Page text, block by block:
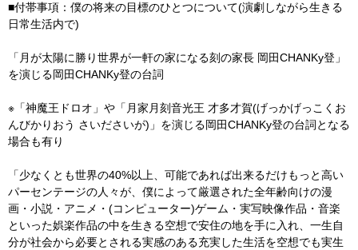
■付帯事項：僕の将来の目標のひとつについて(演劇しながら生きる
日常生活内で)
「月が太陽に勝り世界が一軒の家になる刻の家長 岡田CHANKy登」
を演じる岡田CHANKy登の台詞
※「神魔王ドロオ」や「月家月刻音光王 才多才賀(げっかげっこくお
んびかりおう さいださいが)」を演じる岡田CHANKy登の台詞となる
場合も有り
「少なくとも世界の40%以上、可能であれば出来るだけもっと高い
パーセンテージの人々が、僕によって厳選された全年齢向けの漫
画・小説・アニメ・(コンピューター)ゲーム・実写映像作品・音楽
といった娯楽作品の中を生きる空想で安住の地を手に入れ、一生自
分が社会から必要とされる実感のある充実した生活を空想でも実生